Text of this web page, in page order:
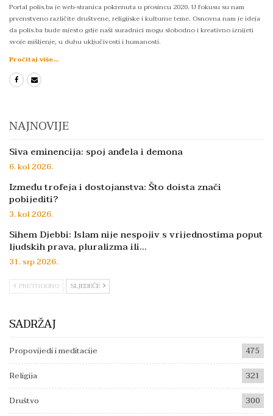
Portal polis.ba je web-stranica pokrenuta u prosincu 2020. U fokusu su nam
prvenstveno različite društvene, religijske i kulturne teme. Osnovna nam je ideja
da polis.ba bude mjesto gdje naši suradnici mogu slobodno i kreativno iznijeti
svoje mišljenje, u duhu uključivosti i humanosti.
Pročitaj više...
NAJNOVIJE
Siva eminencija: spoj anđela i demona
6. kol 2026.
Između trofeja i dostojanstva: Što doista znači
pobijediti?
3. kol 2026.
Sihem Djebbi: Islam nije nespojiv s vrijednostima poput
ljudskih prava, pluralizma ili…
31. srp 2026.
PRETHODNO SLJEDEĆE
SADRŽAJ
Propovijedi i meditacije
475
Religija
321
Društvo
300